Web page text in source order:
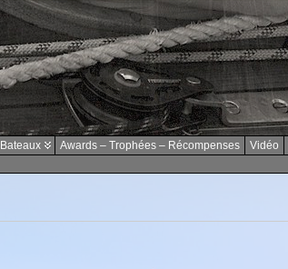
Bateaux Awards – Trophées – Récompenses Vidéo